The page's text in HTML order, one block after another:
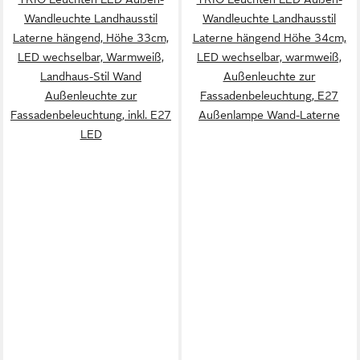
Wandleuchte Landhausstil
Laterne hängend, Höhe 33cm,
LED wechselbar, Warmweiß,
Landhaus-Stil Wand
Außenleuchte zur
Fassadenbeleuchtung, inkl. E27
LED
Wandleuchte Landhausstil
Laterne hängend Höhe 34cm,
LED wechselbar, warmweiß,
Außenleuchte zur
Fassadenbeleuchtung, E27
Außenlampe Wand-Laterne